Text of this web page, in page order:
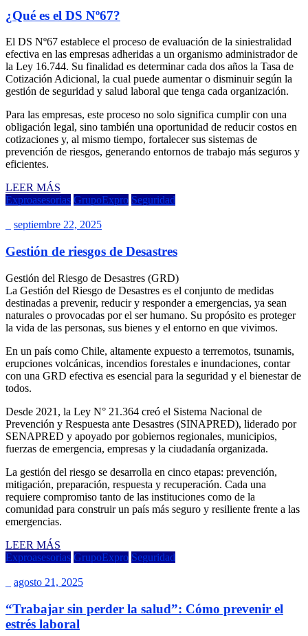
¿Qué es el DS Nº67?
El DS Nº67 establece el proceso de evaluación de la siniestralidad
efectiva en las empresas adheridas a un organismo administrador de
la Ley 16.744. Su finalidad es determinar cada dos años la Tasa de
Cotización Adicional, la cual puede aumentar o disminuir según la
gestión de seguridad y salud laboral que tenga cada organización.
Para las empresas, este proceso no solo significa cumplir con una
obligación legal, sino también una oportunidad de reducir costos en
cotizaciones y, al mismo tiempo, fortalecer sus sistemas de
prevención de riesgos, generando entornos de trabajo más seguros y
eficientes.
LEER MÁS
Exproasesorias GrupoExpro Seguridad
septiembre 22, 2025
Gestión de riesgos de Desastres
Gestión del Riesgo de Desastres (GRD)
La Gestión del Riesgo de Desastres es el conjunto de medidas
destinadas a prevenir, reducir y responder a emergencias, ya sean
naturales o provocadas por el ser humano. Su propósito es proteger
la vida de las personas, sus bienes y el entorno en que vivimos.
En un país como Chile, altamente expuesto a terremotos, tsunamis,
erupciones volcánicas, incendios forestales e inundaciones, contar
con una GRD efectiva es esencial para la seguridad y el bienestar de
todos.
Desde 2021, la Ley N° 21.364 creó el Sistema Nacional de
Prevención y Respuesta ante Desastres (SINAPRED), liderado por
SENAPRED y apoyado por gobiernos regionales, municipios,
fuerzas de emergencia, empresas y la ciudadanía organizada.
La gestión del riesgo se desarrolla en cinco etapas: prevención,
mitigación, preparación, respuesta y recuperación. Cada una
requiere compromiso tanto de las instituciones como de la
comunidad para construir un país más seguro y resiliente frente a las
emergencias.
LEER MÁS
Exproasesorias GrupoExpro Seguridad
agosto 21, 2025
“Trabajar sin perder la salud”: Cómo prevenir el
estrés laboral